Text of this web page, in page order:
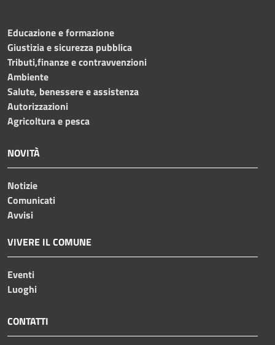
Educazione e formazione
Giustizia e sicurezza pubblica
Tributi,finanze e contravvenzioni
Ambiente
Salute, benessere e assistenza
Autorizzazioni
Agricoltura e pesca
NOVITÀ
Notizie
Comunicati
Avvisi
VIVERE IL COMUNE
Eventi
Luoghi
CONTATTI